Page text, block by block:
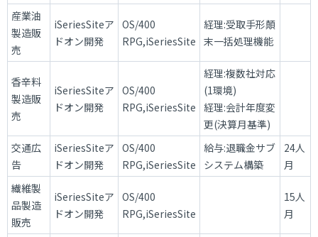
産業油
製造販
売
iSeriesSiteア
ドオン開発
OS/400
RPG,iSeriesSite
経理:受取手形顛
末一括処理機能
香辛料
製造販
売
iSeriesSiteア
ドオン開発
OS/400
RPG,iSeriesSite
経理:複数社対応
(1環境)
経理:会計年度変
更(決算月基準)
交通広
告
iSeriesSiteア
ドオン開発
OS/400
RPG,iSeriesSite
給与:退職金サブ
システム構築
24人
月
繊維製
品製造
販売
iSeriesSiteア
ドオン開発
OS/400
RPG,iSeriesSite
15人
月